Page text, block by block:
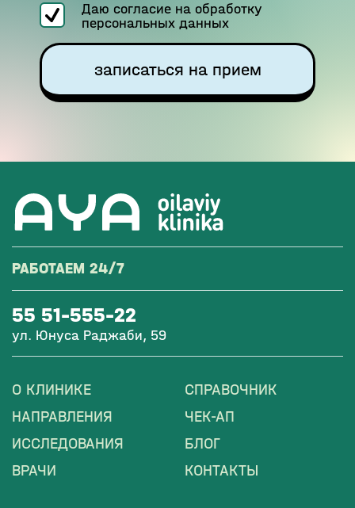
Даю согласие на обработку
персональных данных
записаться на прием
РАБОТАЕМ 24/7
55 51-555-22
ул. Юнуса Раджаби, 59
О КЛИНИКЕ
НАПРАВЛЕНИЯ
ИССЛЕДОВАНИЯ
ВРАЧИ
СПРАВОЧНИК
ЧЕК-АП
БЛОГ
КОНТАКТЫ